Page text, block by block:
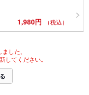
1,980円 （税込）
した。
してください。